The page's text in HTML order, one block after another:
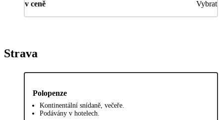
v ceně Vybrat
Strava
Polopenze
Kontinentální snídaně, večeře.
Podávány v hotelech.